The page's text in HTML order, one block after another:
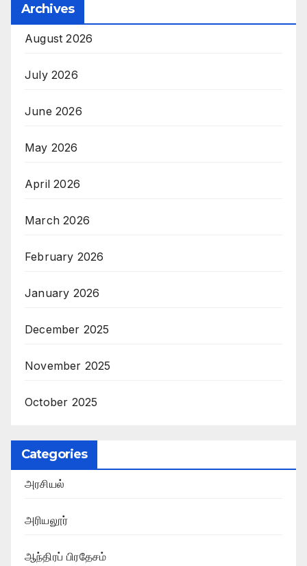
Archives
August 2026
July 2026
June 2026
May 2026
April 2026
March 2026
February 2026
January 2026
December 2025
November 2025
October 2025
Categories
அரசியல்
அரியலூர்
ஆந்திரப் பிரதேசம்